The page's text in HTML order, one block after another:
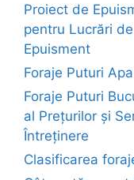
Proiect de
pentru Lucrări
Epuisment
Foraje Puturi
Foraje Puturi
al Prețurilor și
Întreținere
Clasificarea